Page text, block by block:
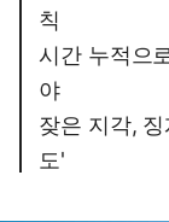
칙
시간 누적으
야
잦은 지각,
도'